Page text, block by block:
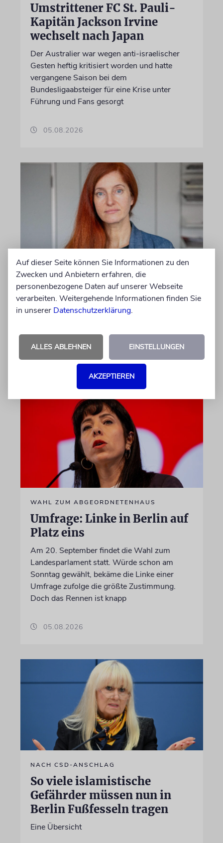
Umstrittener FC St. Pauli-
Kapitän Jackson Irvine
wechselt nach Japan
Der Australier war wegen anti-israelischer
Gesten heftig kritisiert worden und hatte
vergangene Saison bei dem
Bundesligaabsteiger für eine Krise unter
Führung und Fans gesorgt
05.08.2026
Danke, Boy George!
Wie die 80er-Jahre-Ikone gegen alle
Widerstände für Israel eintritt, verdient
05.08.2026
WAHL ZUM ABGEORDNETENHAUS
Umfrage: Linke in Berlin auf
Platz eins
Am 20. September findet die Wahl zum
Landesparlament statt. Würde schon am
Sonntag gewählt, bekäme die Linke einer
Umfrage zufolge die größte Zustimmung.
Doch das Rennen ist knapp
05.08.2026
NACH CSD-ANSCHLAG
So viele islamistische
Gefährder müssen nun in
Berlin Fußfesseln tragen
Eine Übersicht
Auf dieser Seite können Sie Informationen zu den
Zwecken und Anbietern erfahren, die
personenbezogene Daten auf unserer Webseite
verarbeiten. Weitergehende Informationen finden Sie
in unserer Datenschutzerklärung.
ALLES ABLEHNEN EINSTELLUNGEN
AKZEPTIEREN